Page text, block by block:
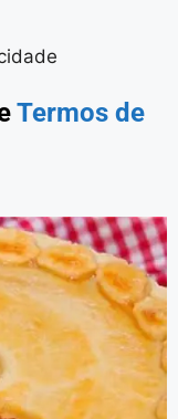
Termos de